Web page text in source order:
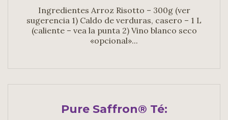
Ingredientes Arroz Risotto – 300g (ver
sugerencia 1) Caldo de verduras, casero – 1 L
(caliente – vea la punta 2) Vino blanco seco
«opcional»...
Pure Saffron® Té: